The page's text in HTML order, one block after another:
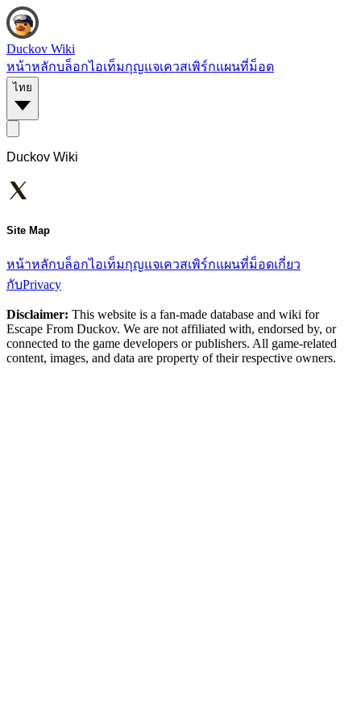
Duckov Wiki
หน้าหลักบล็อกไอเท็มกุญแจเควสเพิร์กแผนที่ม็อด
ไทย
Duckov Wiki
Site Map
หน้าหลักบล็อกไอเท็มกุญแจเควสเพิร์กแผนที่ม็อดเกี่ยว
กับPrivacy
Disclaimer: This website is a fan-made database and wiki for
Escape From Duckov. We are not affiliated with, endorsed by, or
connected to the game developers or publishers. All game-related
content, images, and data are property of their respective owners.